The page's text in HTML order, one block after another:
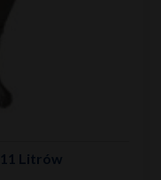
Litrów